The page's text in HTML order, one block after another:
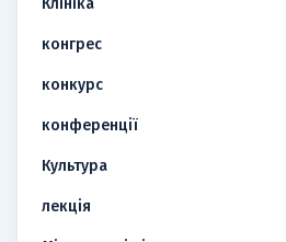
Клініка
конгрес
конкурс
конференції
Культура
лекція